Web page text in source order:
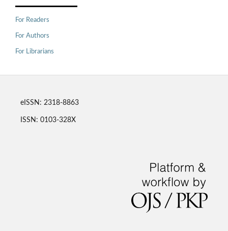
For Readers
For Authors
For Librarians
eISSN: 2318-8863
ISSN: 0103-328X